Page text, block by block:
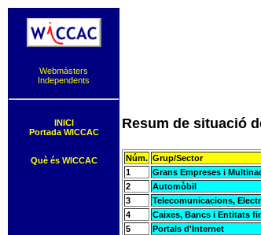
Webmàsters
Independents
INICI
Portada WICCAC
Què és WICCAC
Resum de situació
Núm. Grup/Sector
1
Grans Empreses i
2
Automòbil
3
Telecomunicacions,
4
Caixes, Bancs i Entitats
5
Portals d'Internet